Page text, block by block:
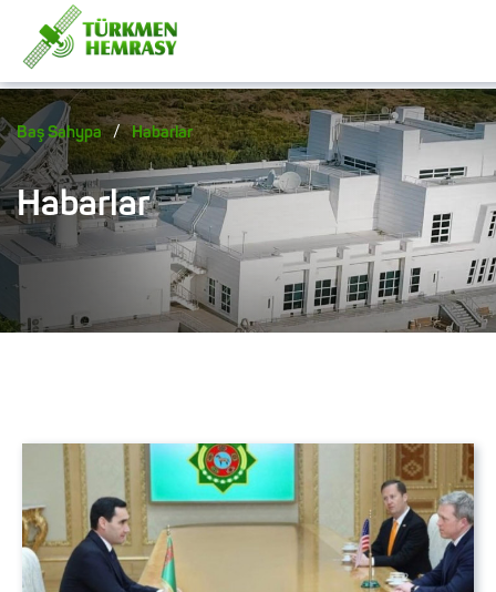
Baş Sahypa / Habarlar
Habarlar